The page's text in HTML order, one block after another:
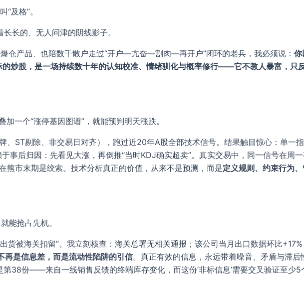
及格”。
长的、无人问津的阴线影子。
仓产品、也陪数千散户走过“开户—亢奋—割肉—再开户”闭环的老兵，我必须说： 你
炒股，是一场持续数十年的认知校准、情绪驯化与概率修行——它不教人暴富，只
一个“涨停基因图谱”，就能预判明天涨跌。
、ST剔除、非交易日对齐），跑过近20年A股全部技术信号。结果触目惊心：单一
后归因：先看见大涨，再倒推“当时KDJ确实超卖”。真实交易中，同一信号在周
市末期是绞索。技术分析真正的价值，从来不是预测，而是定义规则、约束行为
能抢占先机。
货被海关扣留”。我立刻核查：海关总署无相关通报；该公司当月出口数据环比
再是信息差，而是流动性陷阱的引信。真正有效的信息，永远带着噪音、矛盾与滞后
38份——来自一线销售反馈的终端库存变化，而这份‘非标信息’需要交叉验证至少5